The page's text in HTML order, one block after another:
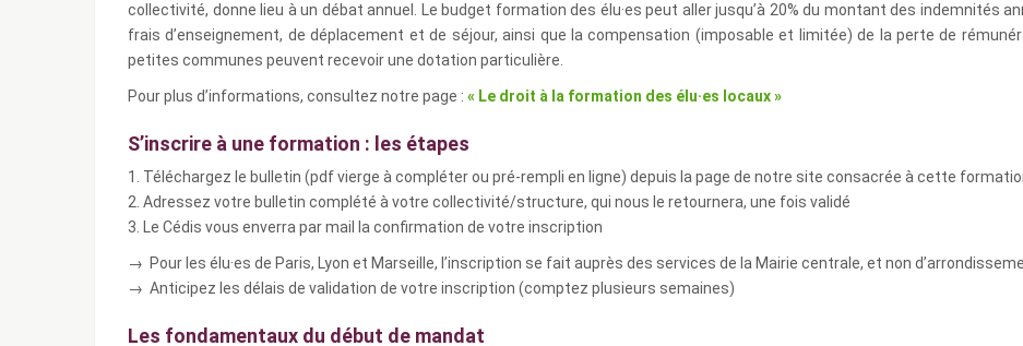
collectivité, donne lieu à un débat annuel. Le budget formation des élu·es peut aller jusqu’à 20% du montant des indemnités
frais d’enseignement, de déplacement et de séjour, ainsi que la compensation (imposable et limitée) de la perte de
petites communes peuvent recevoir une dotation particulière.
Pour plus d’informations, consultez notre page : « Le droit à la formation des élu·es locaux »
S’inscrire à une formation : les étapes
1. Téléchargez le bulletin (pdf vierge à compléter ou pré-rempli en ligne) depuis la page de notre site consacrée à cette
2. Adressez votre bulletin complété à votre collectivité/structure, qui nous le retournera, une fois validé
3. Le Cédis vous enverra par mail la confirmation de votre inscription
→ Pour les élu·es de Paris, Lyon et Marseille, l’inscription se fait auprès des services de la Mairie centrale, et non
→ Anticipez les délais de validation de votre inscription (comptez plusieurs semaines)
Les fondamentaux du début de mandat